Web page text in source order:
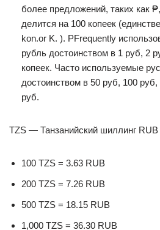
более предложений, таких как
делится на 100 копеек
kon.or K. ). PFrequently
рубль достоинством в 1 руб, 2
копеек. Часто используемые
достоинством в 50 руб, 100
руб.
TZS — Танзанийский шиллинг
100 TZS = 3.63 RUB
200 TZS = 7.26 RUB
500 TZS = 18.15 RUB
1,000 TZS = 36.30 RUB